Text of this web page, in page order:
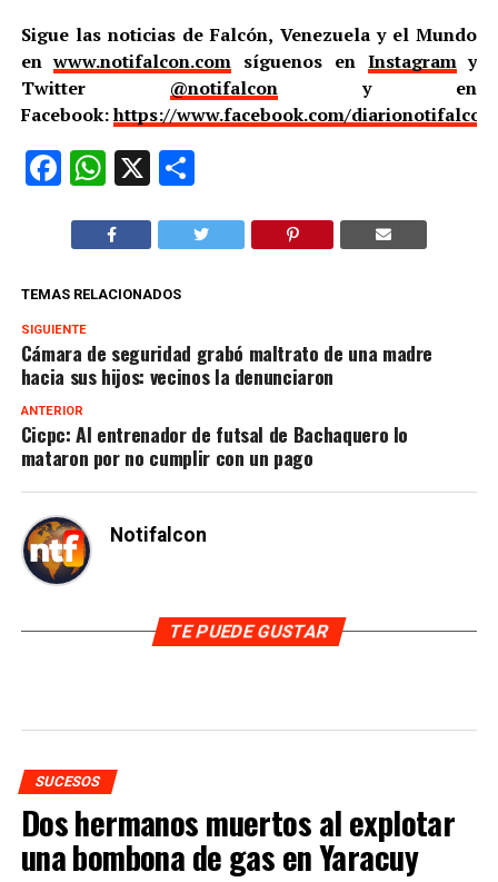
Sigue las noticias de Falcón, Venezuela y el Mundo
enwww.notifalcon.com síguenos en Instagramy
Twitter @notifalcony en
Facebook:https://www.facebook.com/
Facebook
WhatsApp
X Compartir
TEMAS RELACIONADOS
SIGUIENTE
Cámara de seguridad grabó maltrato de una madre
hacia sus hijos: vecinos la denunciaron
ANTERIOR
Cicpc: Al entrenador de futsal de Bachaquero lo
mataron por no cumplir con un pago
Notifalcon
TE PUEDE GUSTAR
SUCESOS
Dos hermanos muertos al explotar
una bombona de gas en Yaracuy